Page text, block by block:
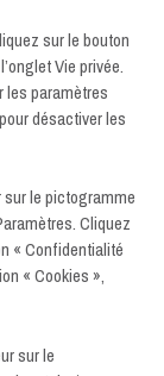
sur le bouton
Vie privée.
les paramètres
désactiver les
le pictogramme
Cliquez
« Confidentialité
« Cookies »,
sur le